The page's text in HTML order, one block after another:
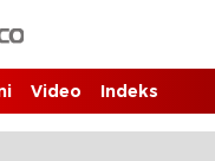
Video Indeks